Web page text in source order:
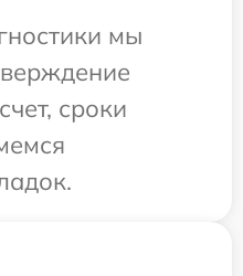
мы
сроки